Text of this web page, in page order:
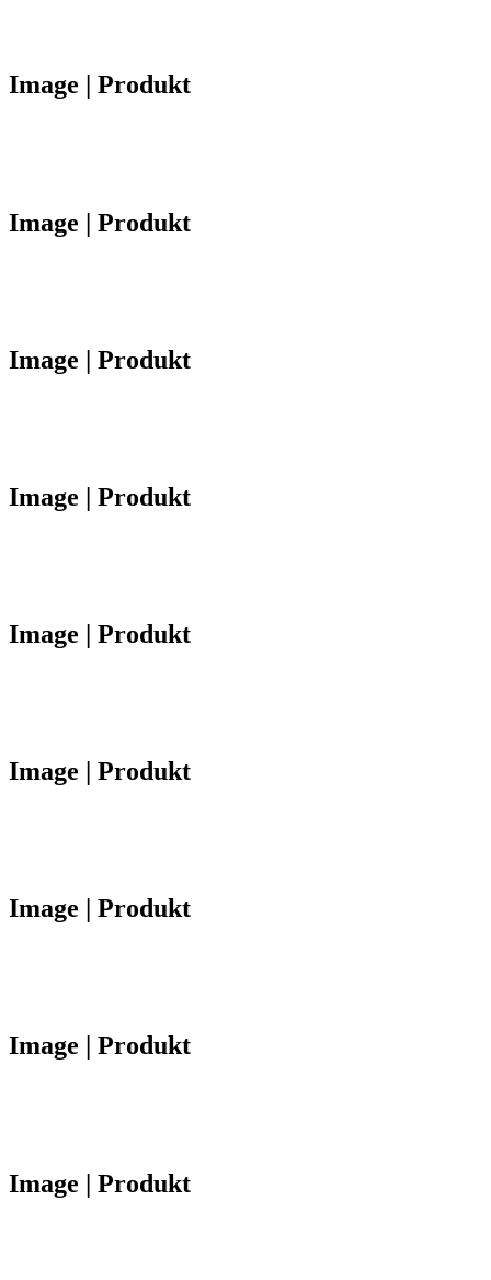
Image | Produkt
Image | Produkt
Image | Produkt
Image | Produkt
Image | Produkt
Image | Produkt
Image | Produkt
Image | Produkt
Image | Produkt